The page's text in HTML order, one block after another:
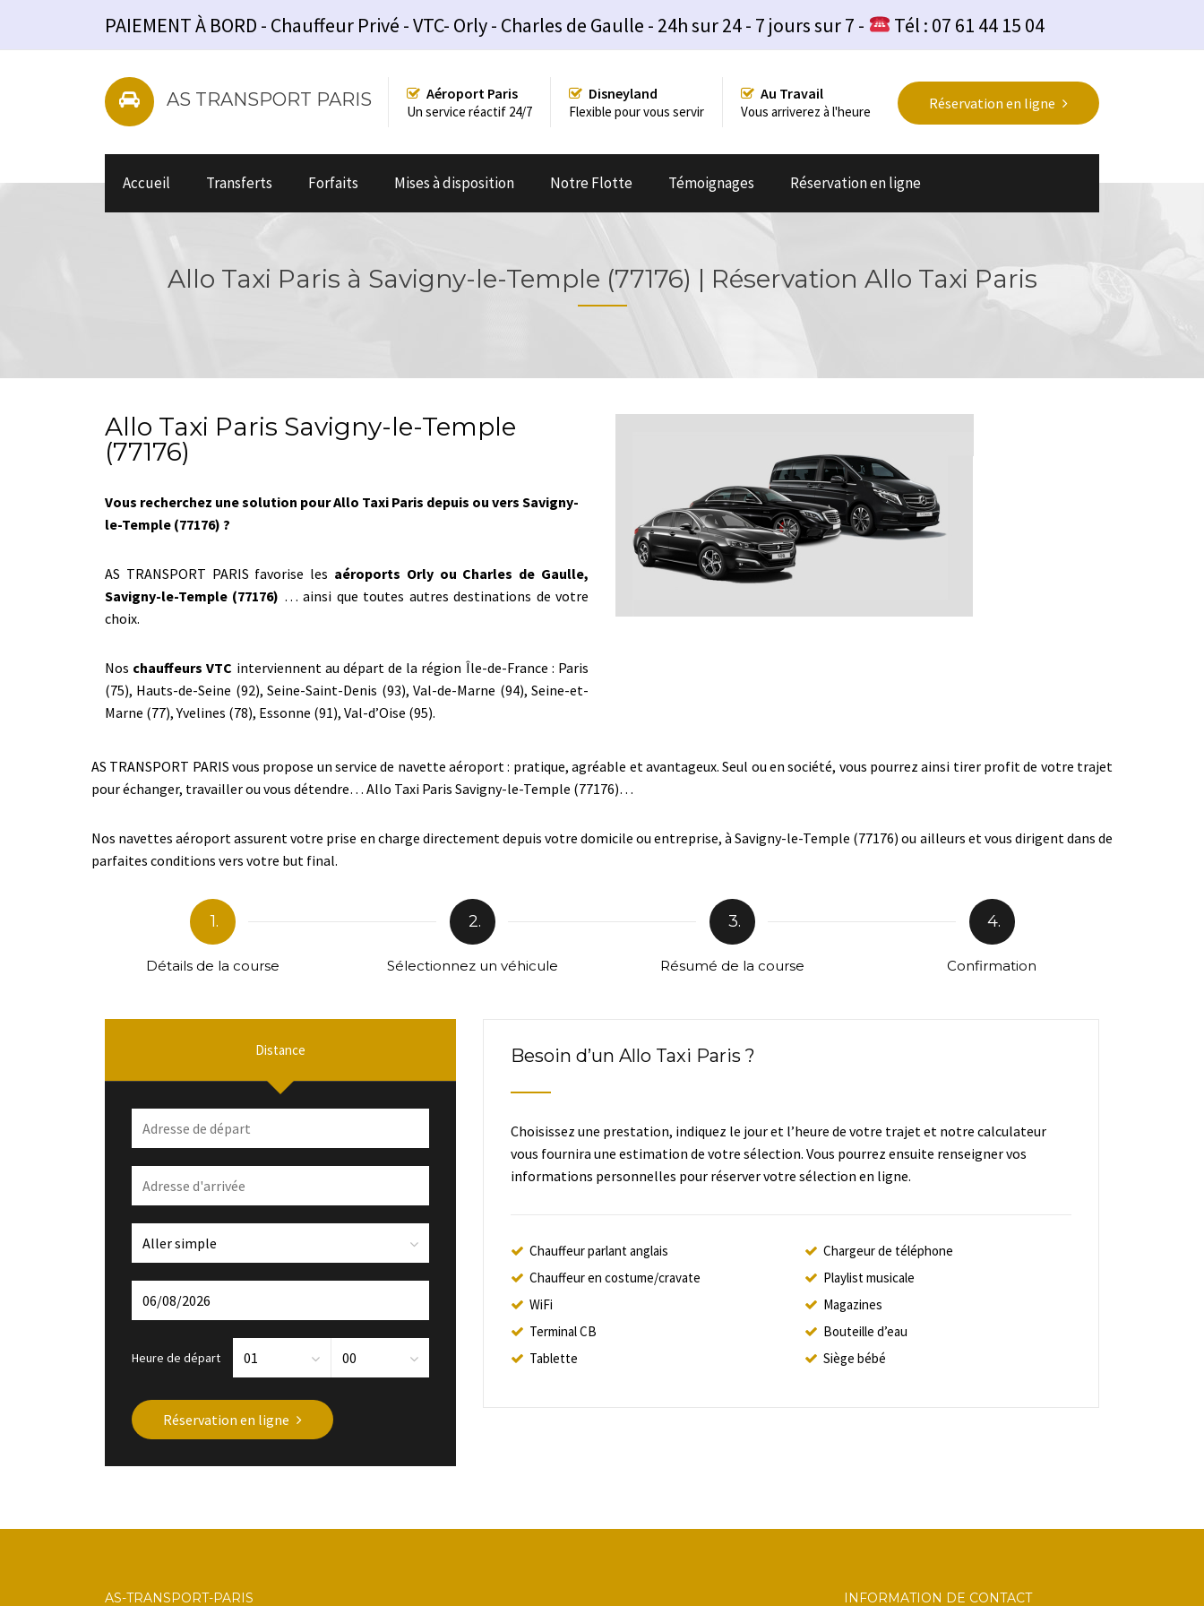
PAIEMENT À BORD - Chauffeur Privé - VTC- Orly - Charles de Gaulle - 24h sur 24 - 7 jours sur 7 - Tél : 07 61 44 15 04
AS TRANSPORT PARIS Réservation en ligne
Aéroport Paris
Un service réactif 24/7
Disneyland
Flexible pour vous servir
Au Travail
Vous arriverez à l'heure
Accueil Transferts Forfaits Mises à disposition Notre Flotte Témoignages Réservation en ligne
Allo Taxi Paris à Savigny-le-Temple (77176) | Réservation Allo Taxi Paris
Allo Taxi Paris Savigny-le-Temple
(77176)
Vous recherchez une solution pour Allo Taxi Paris depuis ou vers Savigny-
le-Temple (77176) ?
AS TRANSPORT PARIS favorise les aéroports Orly ou Charles de Gaulle,
Savigny-le-Temple (77176) … ainsi que toutes autres destinations de votre
choix.
Nos chauffeurs VTC interviennent au départ de la région Île-de-France : Paris
(75), Hauts-de-Seine (92), Seine-Saint-Denis (93), Val-de-Marne (94), Seine-et-
Marne (77), Yvelines (78), Essonne (91), Val-d’Oise (95).
AS TRANSPORT PARIS vous propose un service de navette aéroport : pratique, agréable et avantageux. Seul ou en société, vous pourrez ainsi tirer profit de votre trajet
pour échanger, travailler ou vous détendre… Allo Taxi Paris Savigny-le-Temple (77176)…
Nos navettes aéroport assurent votre prise en charge directement depuis votre domicile ou entreprise, à Savigny-le-Temple (77176) ou ailleurs et vous dirigent dans de
parfaites conditions vers votre but final.
1.
Détails de la course
2.
Sélectionnez un véhicule
3.
Résumé de la course
4.
Confirmation
Distance
Heure de départ
Réservation en ligne
Besoin d’un Allo Taxi Paris ?
Choisissez une prestation, indiquez le jour et l’heure de votre trajet et notre calculateur
vous fournira une estimation de votre sélection. Vous pourrez ensuite renseigner vos
informations personnelles pour réserver votre sélection en ligne.
Chauffeur parlant anglais
Chauffeur en costume/cravate
WiFi
Terminal CB
Tablette
Chargeur de téléphone
Playlist musicale
Magazines
Bouteille d’eau
Siège bébé
AS-TRANSPORT-PARIS INFORMATION DE CONTACT